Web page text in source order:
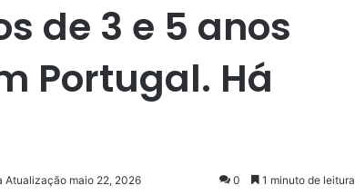
de 3 e 5 anos
Portugal. Há
Atualização maio 22, 2026 0 1 minuto de leitura